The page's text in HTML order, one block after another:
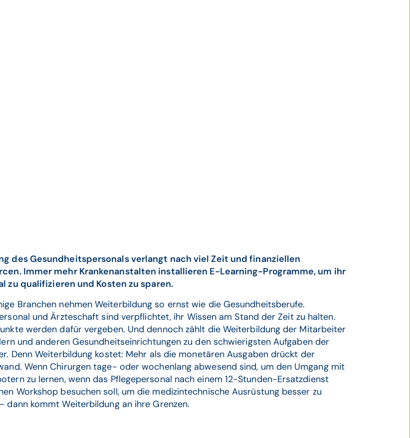
des Gesundheitspersonals verlangt nach viel Zeit und finanziellen
Immer mehr Krankenanstalten installieren E-Learning-Programme, um ihr
zu qualifizieren und Kosten zu sparen.
Branchen nehmen Weiterbildung so ernst wie die Gesundheitsberufe.
und Ärzteschaft sind verpflichtet, ihr Wissen am Stand der Zeit zu halten.
werden dafür vergeben. Und dennoch zählt die Weiterbildung der Mitarbeiter
und anderen Gesundheitseinrichtungen zu den schwierigsten Aufgaben der
Denn Weiterbildung kostet: Mehr als die monetären Ausgaben drückt der
Wenn Chirurgen tage- oder wochenlang abwesend sind, um den Umgang mit
zu lernen, wenn das Pflegepersonal nach einem 12-Stunden-Ersatzdienst
Workshop besuchen soll, um die medizintechnische Ausrüstung besser zu
dann kommt Weiterbildung an ihre Grenzen.